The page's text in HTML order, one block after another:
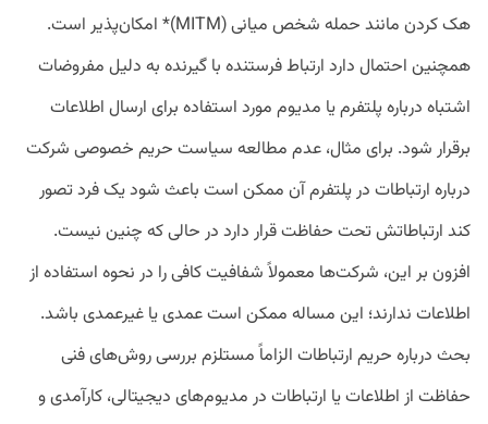
هک کردن مانند حمله شخص میانی (MITM)* امکان‌پذیر است.
همچنین احتمال دارد ارتباط فرستنده با گیرنده به دلیل مفروضات
اشتباه درباره پلتفرم یا مدیوم مورد استفاده برای ارسال اطلاعات
برقرار شود. برای مثال، عدم مطالعه سیاست حریم خصوصی شرکت
درباره ارتباطات در پلتفرم آن ممکن است باعث شود یک فرد تصور
کند ارتباطاتش تحت حفاظت قرار دارد در حالی ‌که چنین نیست.
افزون ‌بر این، شرکت‌ها معمولاً شفافیت کافی را در نحوه استفاده از
اطلاعات ندارند؛ این مساله ممکن است عمدی یا غیرعمدی باشد.
بحث درباره حریم ارتباطات الزاماً مستلزم بررسی روش‌های فنی
حفاظت از اطلاعات یا ارتباطات در مدیوم‌های دیجیتالی، کارآمدی و